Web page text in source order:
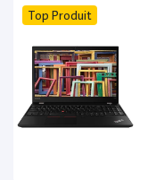
Top Produit